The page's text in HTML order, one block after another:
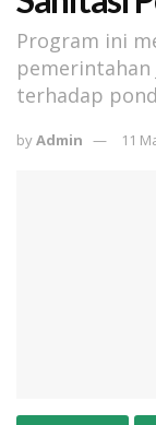
Program ini
pemerintahan
terhadap
byAdmin 11